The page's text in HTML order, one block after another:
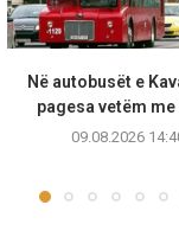
Në autobusët e
pagesa vetëm
09.08.2026